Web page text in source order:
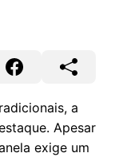
a
Apesar
exige um